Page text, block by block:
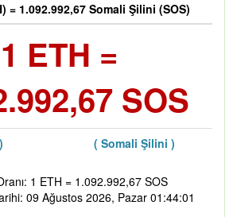
= 1.092.992,67 Somali Şilini (SOS)
1 ETH =
SOS
( Somali Şilini )
1 ETH = 1.092.992,67 SOS
09 Ağustos 2026, Pazar 01:44:01